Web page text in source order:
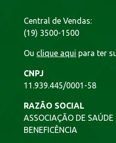
Central de Vendas:
(19) 3500-1500
Ou clique aqui para ter
CNPJ
11.939.445/0001-58
RAZÃO SOCIAL
ASSOCIAÇÃO DE
BENEFICÊNCIA